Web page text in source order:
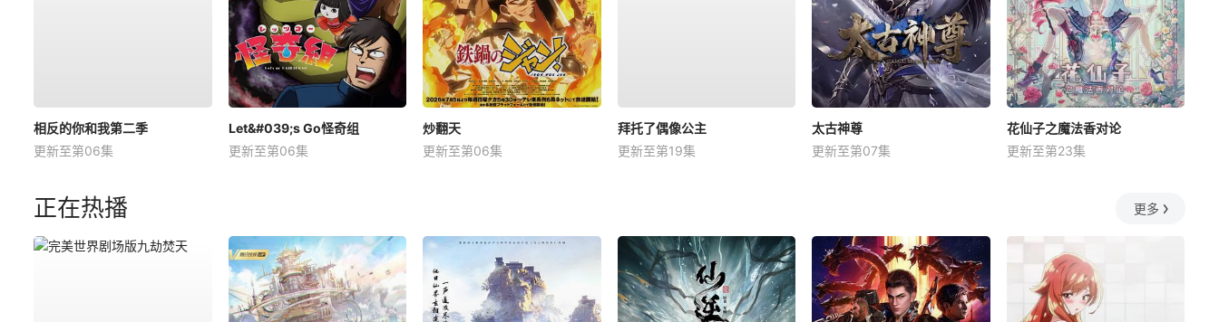
相反的你和我第二季
更新至第06集
Let&#039;s Go怪奇组
更新至第06集
炒翻天
更新至第06集
拜托了偶像公主
更新至第19集
太古神尊
更新至第07集
花仙子之魔法香对论
更新至第23集
正在热播 更多